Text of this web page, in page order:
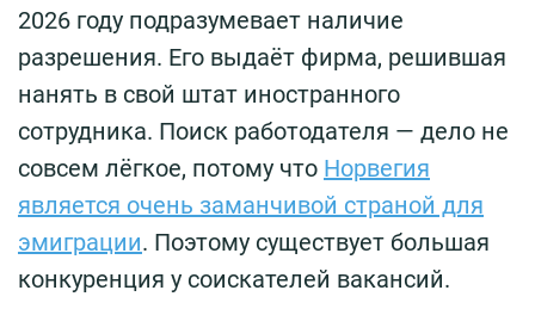
2026 году подразумевает наличие
разрешения. Его выдаёт фирма, решившая
нанять в свой штат иностранного
сотрудника. Поиск работодателя — дело не
совсем лёгкое, потому что Норвегия
является очень заманчивой страной для
эмиграции. Поэтому существует большая
конкуренция у соискателей вакансий.